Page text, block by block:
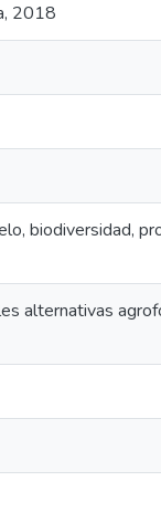
2018
biodiversidad,
alternativas